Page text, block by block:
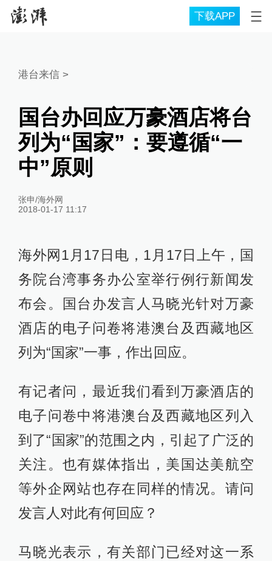
下载APP
港台来信>
国台办回应万豪酒店将台
列为“国家”：要遵循“一
中”原则
张申/海外网
2018-01-17 11:17
海外网1月17日电，1月17日上午，国
务院台湾事务办公室举行例行新闻发
布会。国台办发言人马晓光针对万豪
酒店的电子问卷将港澳台及西藏地区
列为“国家”一事，作出回应。
有记者问，最近我们看到万豪酒店的
电子问卷中将港澳台及西藏地区列入
到了“国家”的范围之内，引起了广泛的
关注。也有媒体指出，美国达美航空
等外企网站也存在同样的情况。请问
发言人对此有何回应？
马晓光表示，有关部门已经对这一系